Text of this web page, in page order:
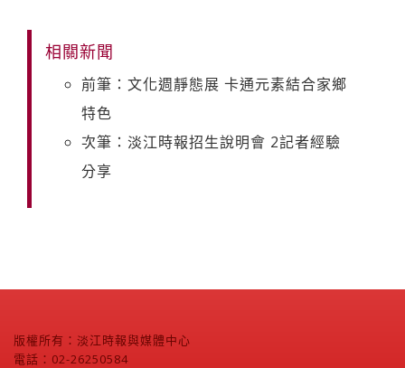
相關新聞
前筆：文化週靜態展 卡通元素結合家鄉
特色
次筆：淡江時報招生說明會 2記者經驗
分享
版權所有：淡江時報與媒體中心
電話：02-26250584